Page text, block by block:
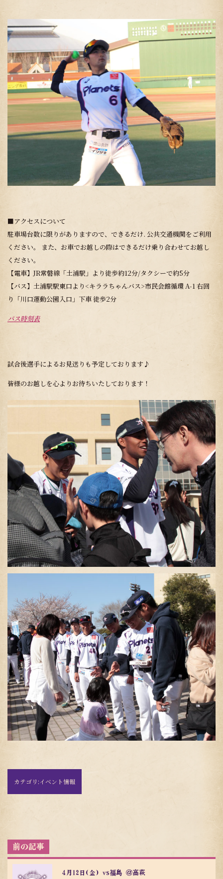
■アクセスについて
駐車場台数に限りがありますので、できるだけ. 公共交通機関をご利用
ください。 また、お車でお越しの際はできるだけ乗り合わせてお越し
ください。
【電車】JR常磐線「土浦駅」より徒歩約12分/タクシーで約5分
【バス】土浦駅駅東口より<キララちゃんバス>市民会館循環 A-1 右回
り「川口運動公園入口」下車 徒歩2分
バス時刻表
試合後選手によるお見送りも予定しております♪
皆様のお越しを心よりお待ちいたしております！
カテゴリ:イベント情報
投
稿
ナ
4月12日(金) vs福島 ＠高萩